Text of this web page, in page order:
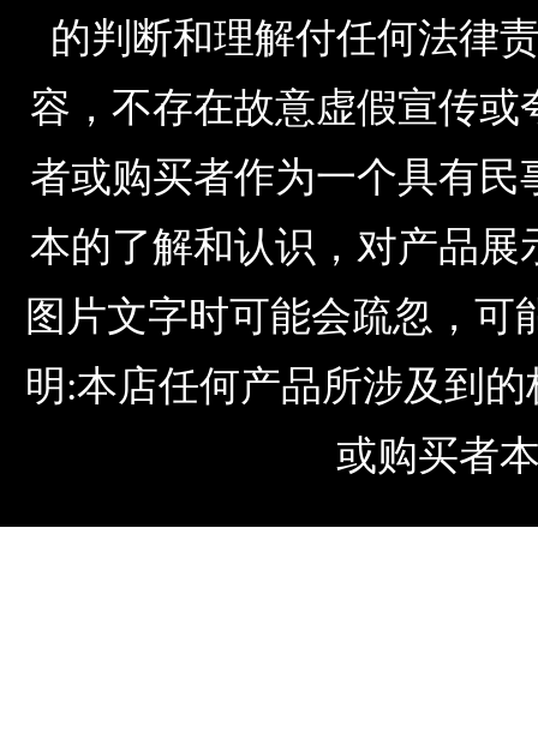
的判断和理解付任何法律
容，不存在故意虚假宣传
者或购买者作为一个具有
本的了解和认识，对产品
图片文字时可能会疏忽，
明:本店任何产品所涉及到
或购买者